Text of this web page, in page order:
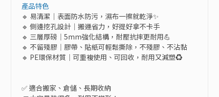
產品特色
🔹 易清潔｜表面防水防污，濕布一擦就乾淨✨
🔹 側邊挖孔設計｜搬運省力，好提好拿不卡手
🔹 三層厚磅｜5mm強化結構，耐壓抗摔更耐用💪
🔹 不留殘膠｜膠帶、貼紙可輕鬆撕除，不殘膠、不沾黏
🔹 PE環保材質｜可重複使用、可回收，耐用又減塑♻️
✅ 適合搬家、倉儲、長期收納